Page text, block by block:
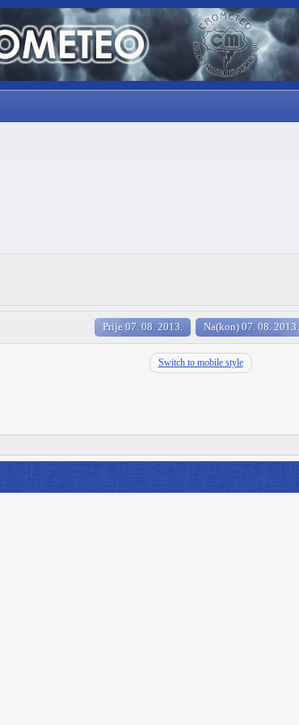
Prije 07. 08. 2013. Na(kon) 07. 08. 2013.
Switch to mobile style